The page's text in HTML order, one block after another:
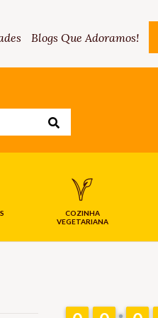
Blogs Que Adoramos!
COZINHA
VEGETARIANA